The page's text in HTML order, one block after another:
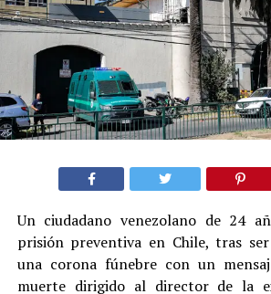
Un ciudadano venezolano de 24
prisión preventiva en Chile, tras
una corona fúnebre con un
muerte dirigido al director de la